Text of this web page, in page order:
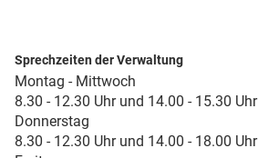
Sprechzeiten der Verwaltung
Montag - Mittwoch
8.30 - 12.30 Uhr und 14.00 - 15.30 Uhr
Donnerstag
8.30 - 12.30 Uhr und 14.00 - 18.00 Uhr